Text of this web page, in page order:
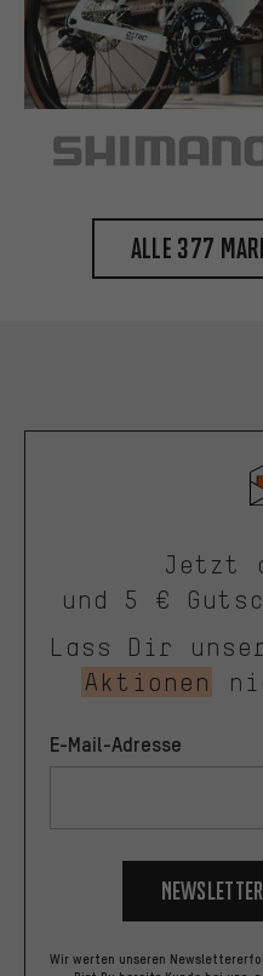
Alle 377
Jetzt
und 5 €
Lass Dir
Aktionen
E-Mail-Adresse
Wir werten unseren